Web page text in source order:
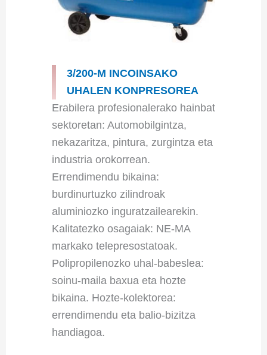
3/200-M INCOINSAKO
UHALEN KONPRESOREA
Erabilera profesionalerako hainbat
sektoretan: Automobilgintza,
nekazaritza, pintura, zurgintza eta
industria orokorrean.
Errendimendu bikaina:
burdinurtuzko zilindroak
aluminiozko inguratzailearekin.
Kalitatezko osagaiak: NE-MA
markako telepresostatoak.
Polipropilenozko uhal-babeslea:
soinu-maila baxua eta hozte
bikaina. Hozte-kolektorea:
errendimendu eta balio-bizitza
handiagoa.